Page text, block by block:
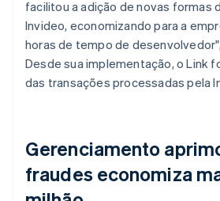
facilitou a adição de novas formas
Invideo, economizando para a
horas de tempo de
Desde sua implementação, o Link
das transações processadas pela
Gerenciamento
fraudes economiza